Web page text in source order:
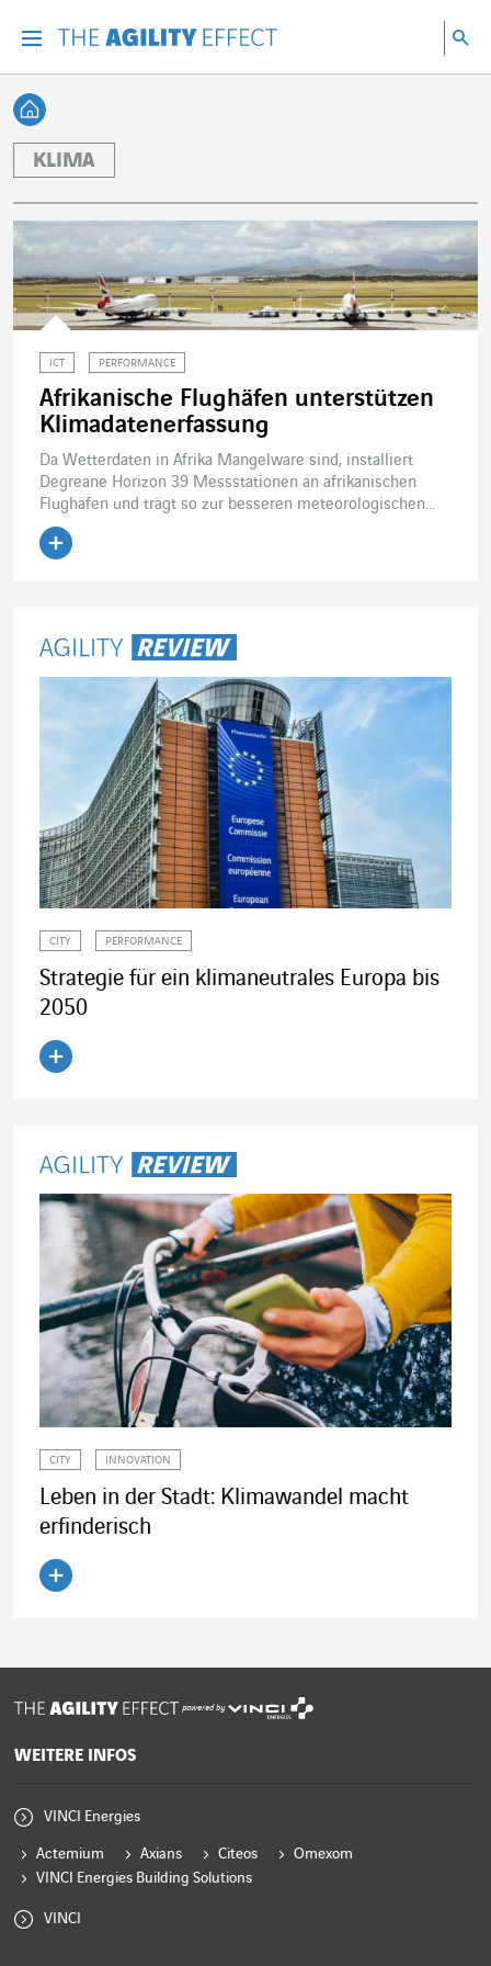
Zurück zur Startseite
KLIMA
ICT PERFORMANCE
Afrikanische Flughäfen unterstützen
Klimadatenerfassung
Da Wetterdaten in Afrika Mangelware sind, installiert
Degreane Horizon 39 Messstationen an afrikanischen
Flughäfen und trägt so zur besseren meteorologischen...
CITY PERFORMANCE
Strategie für ein klimaneutrales Europa bis
2050
CITY INNOVATION
Leben in der Stadt: Klimawandel macht
erfinderisch
powered by
WEITERE INFOS
VINCI Energies
Actemium Axians Citeos
Omexom
VINCI Energies Building Solutions
VINCI